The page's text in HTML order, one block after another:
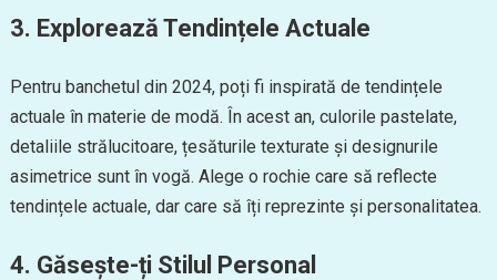
3. Explorează Tendințele Actuale
Pentru banchetul din 2024, poți fi inspirată de tendințele
actuale în materie de modă. În acest an, culorile pastelate,
detaliile strălucitoare, țesăturile texturate și designurile
asimetrice sunt în vogă. Alege o rochie care să reflecte
tendințele actuale, dar care să îți reprezinte și personalitatea.
4. Găsește-ți Stilul Personal